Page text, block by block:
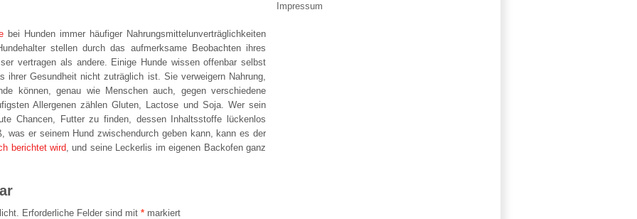
bei Hunden immer häufiger Nahrungsmittelunverträglichkeiten
stellen durch das aufmerksame Beobachten ihres
vertragen als andere. Einige Hunde wissen offenbar selbst
ihrer Gesundheit nicht zuträglich ist. Sie verweigern Nahrung,
können, genau wie Menschen auch, gegen verschiedene
Allergenen zählen Gluten, Lactose und Soja. Wer sein
Chancen, Futter zu finden, dessen Inhaltsstoffe lückenlos
was er seinem Hund zwischendurch geben kann, kann es der
berichtet wird, und seine Leckerlis im eigenen Backofen ganz
Erforderliche Felder sind mit * markiert
Impressum